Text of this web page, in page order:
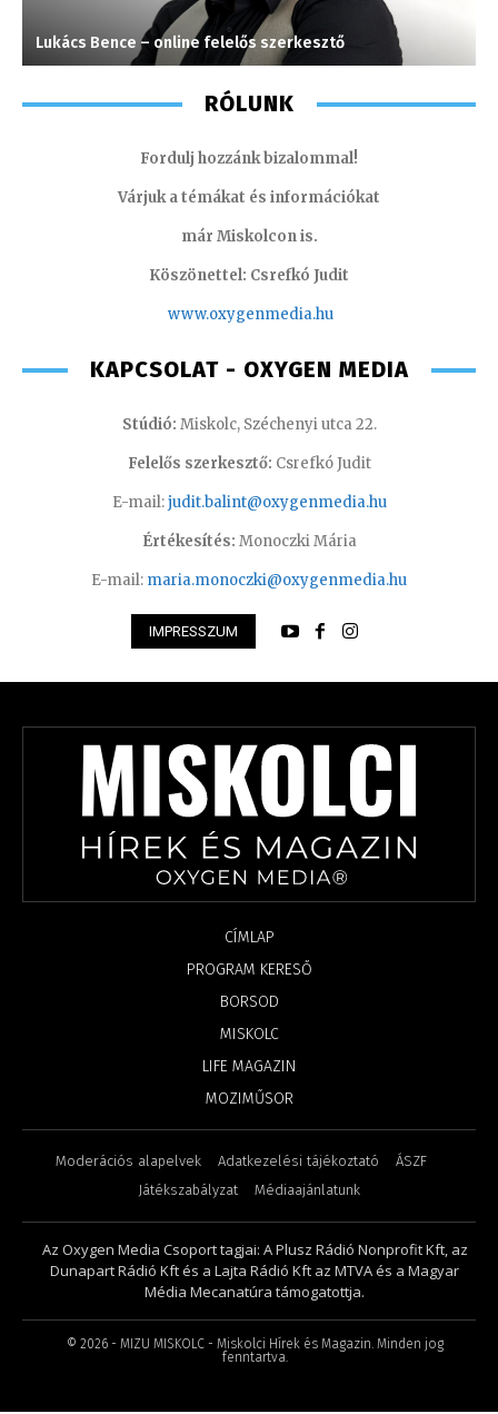
Lukács Bence – online felelős szerkesztő
RÓLUNK
Fordulj hozzánk bizalommal!
Várjuk a témákat és információkat
már Miskolcon is.
Köszönettel: Csrefkó Judit
www.oxygenmedia.hu
KAPCSOLAT - OXYGEN MEDIA
Stúdió: Miskolc, Széchenyi utca 22.
Felelős szerkesztő: Csrefkó Judit
E-mail:judit.balint@oxygenmedia.hu
Értékesítés: Monoczki Mária
E-mail: maria.monoczki@oxygenmedia.hu
IMPRESSZUM
CÍMLAP
PROGRAM KERESŐ
BORSOD
MISKOLC
LIFE MAGAZIN
MOZIMŰSOR
Moderációs alapelvek Adatkezelési tájékoztató
ÁSZF
Játékszabályzat
Médiaajánlatunk
Az Oxygen Media Csoport tagjai: A Plusz Rádió Nonprofit Kft, az
Dunapart Rádió Kft és a Lajta Rádió Kft az MTVA és a Magyar
Média Mecanatúra támogatottja.
© 2026- MIZU MISKOLC - Miskolci Hírek és Magazin. Minden jog
fenntartva.